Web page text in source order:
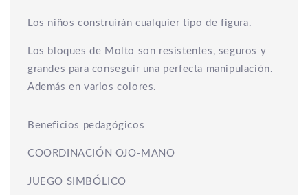
Los niños construirán cualquier tipo de figura.
Los bloques de Molto son resistentes, seguros y
grandes para conseguir una perfecta manipulación.
Además en varios colores.
Beneficios pedagógicos
COORDINACIÓN OJO-MANO
JUEGO SIMBÓLICO